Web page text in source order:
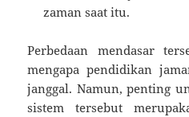
zaman saat itu.
Perbedaan mendasar
mengapa pendidikan
janggal. Namun, penting
sistem tersebut